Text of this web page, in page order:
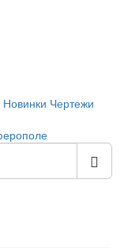
Новинки Чертежи